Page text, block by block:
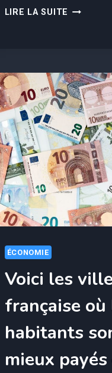
LIRE LA SUITE CETTE
À
VENDRE
POUR
1€
ÉCONOMIE
Voici les
française où
habitants
mieux